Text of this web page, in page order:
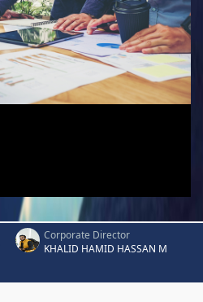
Corporate Director
KHALID HAMID HASSAN M